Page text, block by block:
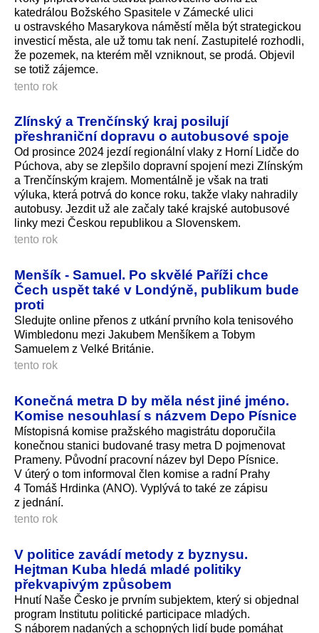
katedrálou Božského Spasitele v Zámecké ulici
u ostravského Masarykova náměstí měla být strategickou
investicí města, ale už tomu tak není. Zastupitelé rozhodli,
že pozemek, na kterém měl vzniknout, se prodá. Objevil
se totiž zájemce.
tento rok
Zlínský a Trenčínský kraj posilují
přeshraniční dopravu o autobusové spoje
Od prosince 2024 jezdí regionální vlaky z Horní Lidče do
Púchova, aby se zlepšilo dopravní spojení mezi Zlínským
a Trenčínským krajem. Momentálně je však na trati
výluka, která potrvá do konce roku, takže vlaky nahradily
autobusy. Jezdit už ale začaly také krajské autobusové
linky mezi Českou republikou a Slovenskem.
tento rok
Menšík - Samuel. Po skvělé Paříži chce
Čech uspět také v Londýně, publikum bude
proti
Sledujte online přenos z utkání prvního kola tenisového
Wimbledonu mezi Jakubem Menšíkem a Tobym
Samuelem z Velké Británie.
tento rok
Konečná metra D by měla nést jiné jméno.
Komise nesouhlasí s názvem Depo Písnice
Místopisná komise pražského magistrátu doporučila
konečnou stanici budované trasy metra D pojmenovat
Prameny. Původní pracovní název byl Depo Písnice.
V úterý o tom informoval člen komise a radní Prahy
4 Tomáš Hrdinka (ANO). Vyplývá to také ze zápisu
z jednání.
tento rok
V politice zavádí metody z byznysu.
Hejtman Kuba hledá mladé politiky
překvapivým způsobem
Hnutí Naše Česko je prvním subjektem, který si objednal
program Institutu politické participace mladých.
S náborem nadaných a schopných lidí bude pomáhat